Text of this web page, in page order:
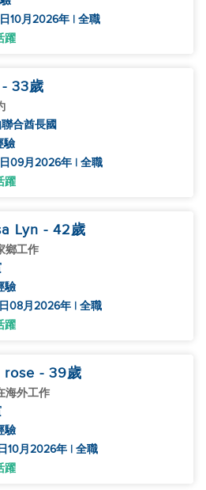
10月2026年 | 全職
躍
- 33歲
合酋長國
驗
09月2026年 | 全職
躍
Lyn - 42歲
鄉工作
驗
08月2026年 | 全職
躍
rose - 39歲
海外工作
驗
10月2026年 | 全職
躍